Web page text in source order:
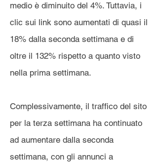
medio è diminuito del 4%. Tuttavia, i
clic sui link sono aumentati di quasi il
18% dalla seconda settimana e di
oltre il 132% rispetto a quanto visto
nella prima settimana.
Complessivamente, il traffico del sito
per la terza settimana ha continuato
ad aumentare dalla seconda
settimana, con gli annunci a